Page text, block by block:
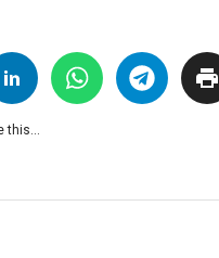
this...